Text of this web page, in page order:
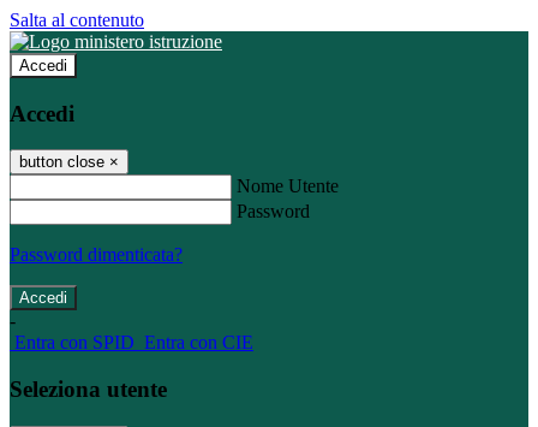
Salta al contenuto
Accedi
Accedi
button close ×
Nome Utente
Password
Password dimenticata?
-
Entra con SPID Entra con CIE
Seleziona utente